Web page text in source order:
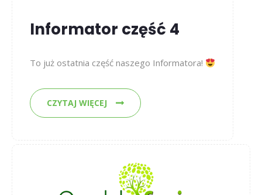
Informator część 4
To już ostatnia część naszego Informatora!
CZYTAJ WIĘCEJ